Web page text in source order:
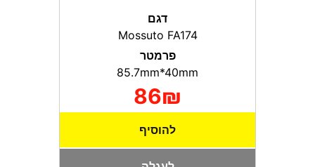
דגם
Mossuto FA174
פרמטר
86₪
להוסיף